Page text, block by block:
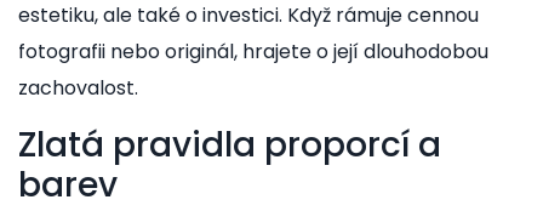
estetiku, ale také o investici. Když rámuje cennou
fotografii nebo originál, hrajete o její dlouhodobou
zachovalost.
Zlatá pravidla proporcí a
barev